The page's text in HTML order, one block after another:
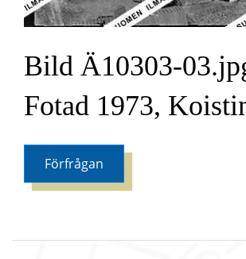
Bild Ä10303-
Fotad 1973,
Förfrågan